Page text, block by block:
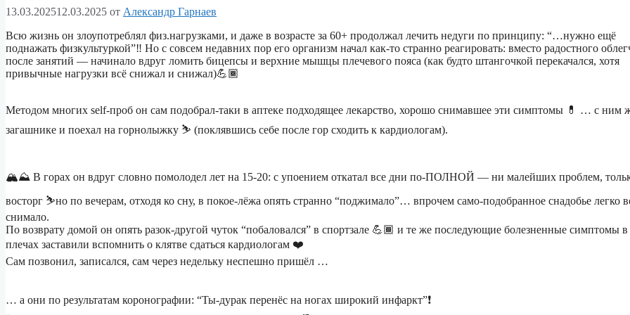
13.03.202512.03.2025 от Александр Гарнаев
Всю жизнь он злоупотреблял физ.нагрузками, и даже в возрасте за 60+ продолжал лечить недуги по принципу: “…нужно ещё
поднажать физкультуркой”‼️ Но с совсем недавних пор его организм начал как-то странно реагировать: вместо радостного
после занятий — начинало вдруг ломить бицепсы и верхние мышцы плечевого пояса (как будто штангочкой перекачался, хотя
привычные нагрузки всё снижал и снижал)💪🏾
Методом многих self-проб он сам подобрал-таки в аптеке подходящее лекарство, хорошо снимавшее эти симптомы 💊 … с ним
загашнике и поехал на горнолыжку ⛷️ (поклявшись себе после гор сходить к кардиологам).
🏔️⛰️ В горах он вдруг словно помолодел лет на 15-20: с упоением откатал все дни по-ПОЛНОЙ — ни малейших проблем,
восторг ⛷️но по вечерам, отходя ко сну, в покое-лёжа опять странно “поджимало”… впрочем само-подобранное снадобье легко
снимало.
По возврату домой он опять разок-другой чуток “побаловался” в спортзале 💪🏾 и те же последующие болезненные симптомы в
плечах заставили вспомнить о клятве сдаться кардиологам ❤️
Сам позвонил, записался, сам через недельку неспешно пришёл …
… а они по результатам коронографии: “Ты-дурак перенёс на ногах широкий инфаркт”❗️